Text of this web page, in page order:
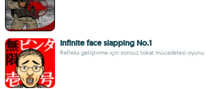
Infinite face slapping No.1
Refleks geliştirme için sonsuz tokat mücadelesi oyunu